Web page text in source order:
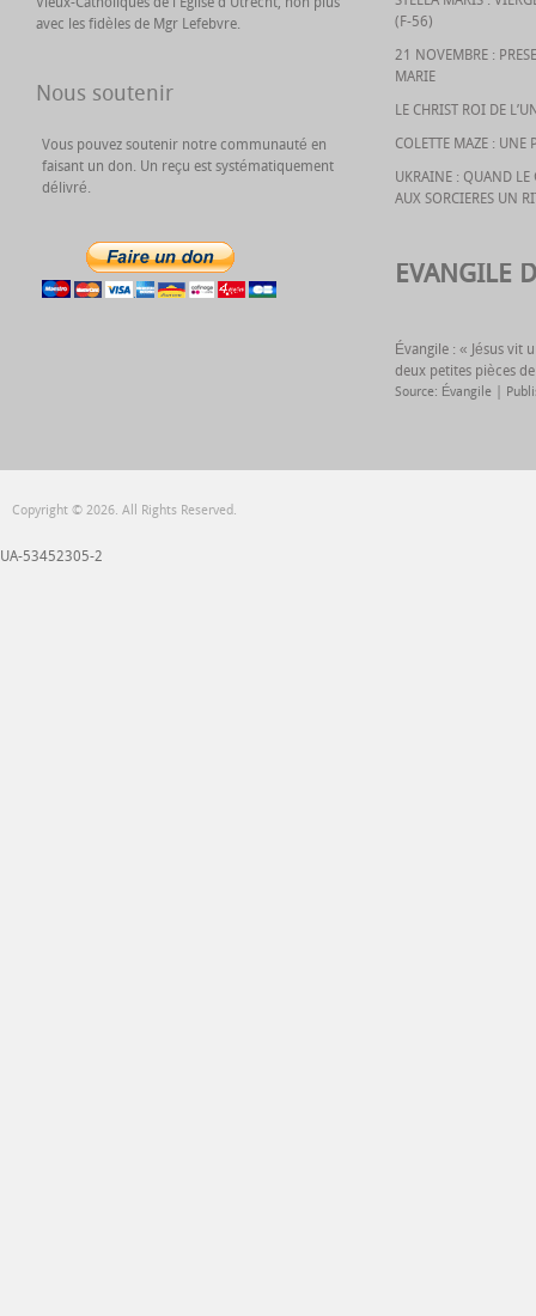
avec les fidèles de Mgr Lefebvre.
Nous soutenir
Vous pouvez soutenir notre communauté en
faisant un don. Un reçu est systématiquement
délivré.
(F-56)
21 NOVEMBRE :
MARIE
LE CHRIST ROI DE
COLETTE MAZE :
UKRAINE : QUAND LE
AUX SORCIERES UN
EVANGILE
Évangile : « Jésus vit
deux petites pièces
Source: Évangile
Copyright © 2026. All Rights Reserved.
UA-53452305-2